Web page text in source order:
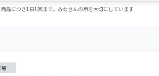
品につき1日1回まで。みなさんの声を大切にしています